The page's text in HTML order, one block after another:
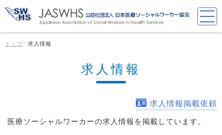
トップ 求人情報
求人情報
求人情報掲載依頼
医療ソーシャルワーカーの求人情報を掲載しています。